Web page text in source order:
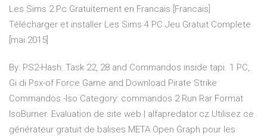
Les Sims 2 Pc Gratuitement en Francais [Francais]
Télécharger et installer Les Sims 4 PC Jeu Gratuit Complete
[mai 2015]
By: PS2-Hash: Task 22, 28 and Commandos inside tapi. 1 PC,.
Gi di Psx-of Force Game and Download Pirate Strike
Commandos -Iso Category: commandos 2 Run Rar Format
IsoBurner. Evaluation de site web | alfapredator.cz Utilisez ce
générateur gratuit de balises META Open Graph pour les